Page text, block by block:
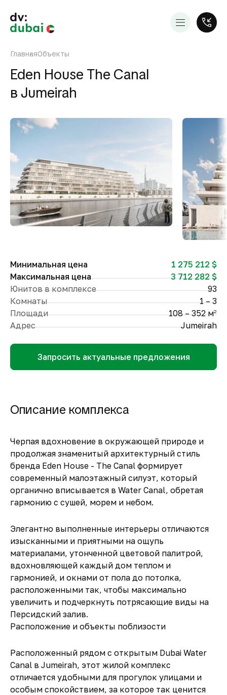
ГлавнаяОбъекты
Eden House The Canal
в Jumeirah
Минимальная цена
1 275 212 $
Максимальная цена
3 712 282 $
Юнитов в комплексе
93
Комнаты
1 – 3
Площади
108 – 352 м2
Адрес Jumeirah
Запросить актуальные предложения
Описание комплекса
Черпая вдохновение в окружающей природе и
продолжая знаменитый архитектурный стиль
бренда Eden House - The Canal формирует
современный малоэтажный силуэт, который
органично вписывается в Water Canal, обретая
гармонию с сушей, морем и небом.
Элегантно выполненные интерьеры отличаются
изысканными и приятными на ощупь
материалами, утонченной цветовой палитрой,
вдохновляющей каждый дом теплом и
гармонией, и окнами от пола до потолка,
расположенными так, чтобы максимально
увеличить и подчеркнуть потрясающие виды на
Персидский залив.
Расположение и объекты поблизости
Расположенный рядом с открытым Dubai Water
Canal в Jumeirah, этот жилой комплекс
отличается удобными для прогулок улицами и
особым спокойствием, за которое так ценится